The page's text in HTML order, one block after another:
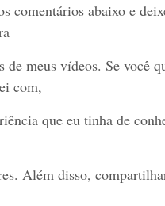
comentários abaixo e
de meus vídeos. Se você
com,
que eu tinha de
Além disso,